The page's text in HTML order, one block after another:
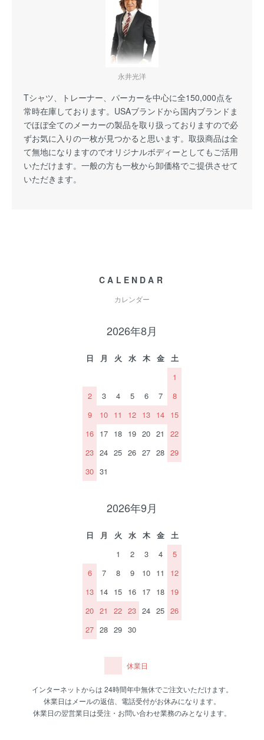
永井光洋
Tシャツ、トレーナー、パーカーを中心に全150,000点を
常時在庫しております。USAブランドから国内ブランドま
でほぼ全てのメーカーの製品を取り扱っておりますので必
ずお気に入りの一枚が見つかると思います。取扱商品は全
て無地になりますのでオリジナルボディーとしてもご活用
いただけます。一般の方も一枚から卸価格でご提供させて
いただきます。
CALENDAR
カレンダー
2026年8月
日 月 火 水 木 金
土
1
2
3 4 5 6 7
8
9
10 11 12 13 14 15
16 17 18 19 20 21
22
23 24 25 26 27 28 29
30 31
2026年9月
日 月 火 水 木 金
土
1
2 3 4
5
6
7 8 9 10 11
12
13 14 15 16 17 18 19
20 21 22 23 24 25 26
27 28 29 30
休業日
インターネットからは 24時間年中無休でご注文いただけます。
休業日はメールの返信、電話受付がお休みになります。
休業日の翌営業日は受注・お問い合わせ業務のみとなります。